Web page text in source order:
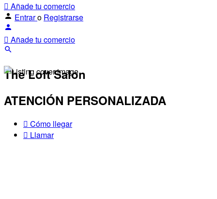
Añade tu comercio
Entraro Registrarse
Añade tu comercio
The Loft Salon
ATENCIÓN PERSONALIZADA
Cómo llegar
Llamar